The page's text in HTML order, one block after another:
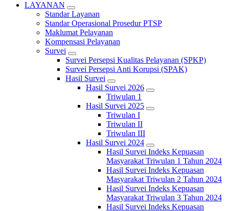
LAYANAN
Standar Layanan
Standar Operasional Prosedur PTSP
Maklumat Pelayanan
Kompensasi Pelayanan
Survei
Survei Persepsi Kualitas Pelayanan (SPKP)
Survei Persepsi Anti Korupsi (SPAK)
Hasil Survei
Hasil Survei 2026
Triwulan 1
Hasil Survei 2025
Triwulan I
Triwulan II
Triwulan III
Hasil Survei 2024
Hasil Survei Indeks Kepuasan
Masyarakat Triwulan 1 Tahun 2024
Hasil Survei Indeks Kepuasan
Masyarakat Triwulan 2 Tahun 2024
Hasil Survei Indeks Kepuasan
Masyarakat Triwulan 3 Tahun 2024
Hasil Survei Indeks Kepuasan